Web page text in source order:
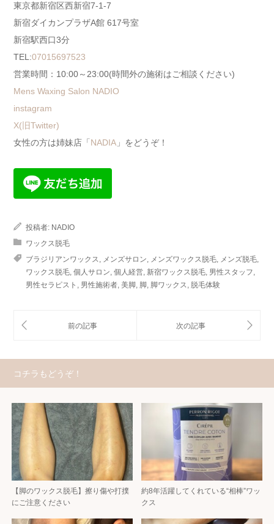
東京都新宿区西新宿7-1-7
新宿ダイカンプラザA館 617号室
新宿駅西口3分
TEL:07015697523
営業時間：10:00～23:00(時間外の施術はご相談ください)
Mens Waxing Salon NADIO
instagram
X(旧Twitter)
女性の方は姉妹店「 NADIA 」をどうぞ！
投稿者: NADIO
ワックス脱毛
ブラジリアンワックス, メンズサロン, メンズワックス脱毛, メンズ脱毛,
ワックス脱毛, 個人サロン, 個人経営, 新宿ワックス脱毛, 男性スタッフ,
男性セラピスト , 男性施術者, 美脚, 脚, 脚ワックス, 脱毛体験
コチラもどうぞ！
【脚のワックス脱毛】擦り傷や打撲
にご注意ください
約8年活躍してくれている“相棒”ワッ
クス